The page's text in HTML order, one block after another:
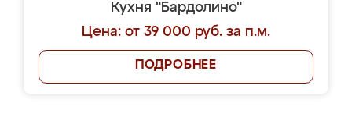
Кухня "Бардолино"
Цена: от 39 000 руб. за п.м.
ПОДРОБНЕЕ